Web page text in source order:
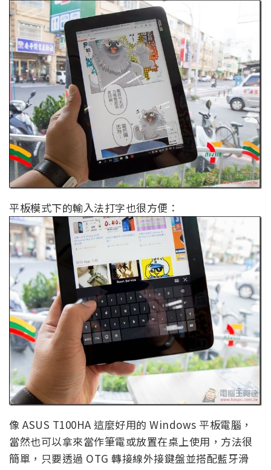
平板模式下的輸入法打字也很方便：
像 ASUS T100HA 這麼好用的 Windows 平板電腦，
當然也可以拿來當作筆電或放置在桌上使用，方法很
簡單，只要透過 OTG 轉接線外接鍵盤並搭配藍牙滑